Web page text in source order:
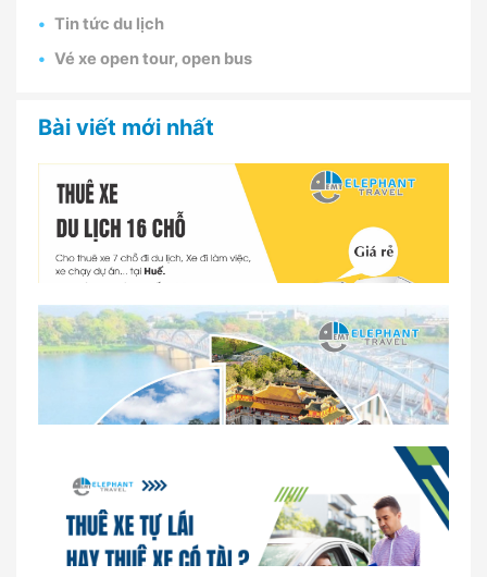
Tin tức du lịch
Vé xe open tour, open bus
Bài viết mới nhất
Dịch vụ thuê xe 16 chỗ tại Huế 2026